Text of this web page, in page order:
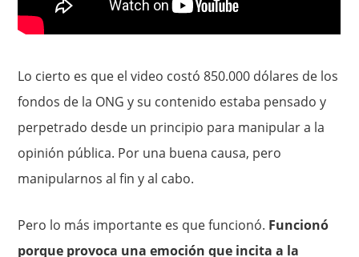
Lo cierto es que el video costó 850.000 dólares de los
fondos de la ONG y su contenido estaba pensado y
perpetrado desde un principio para manipular a la
opinión pública. Por una buena causa, pero
manipularnos al fin y al cabo.
Pero lo más importante es que funcionó. Funcionó
porque provoca una emoción que incita a la